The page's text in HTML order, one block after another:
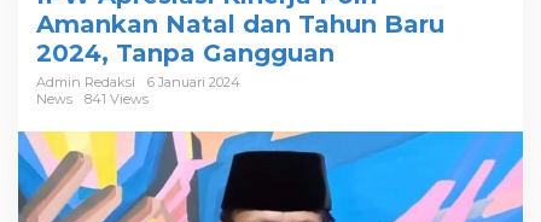
A
p
r
s
s
i
K
Amankan Natal dan Tahun Baru
2024, Tanpa Gangguan
Admin Redaksi
6 Januari 2024
News
841 Views